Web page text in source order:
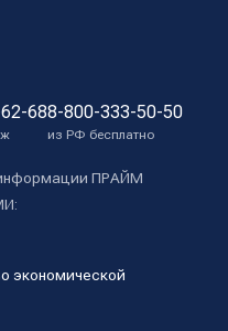
688-800-333-50-50
из РФ бесплатно
ПРАЙМ
экономической